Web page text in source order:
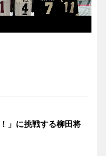
」に挑戦する柳田将